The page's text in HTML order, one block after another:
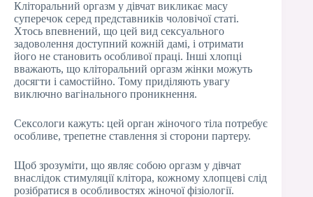
Кліторальний оргазм у дівчат викликає масу
суперечок серед представників чоловічої статі.
Хтось впевнений, що цей вид сексуального
задоволення доступний кожній дамі, і отримати
його не становить особливої праці. Інші хлопці
вважають, що кліторальний оргазм жінки можуть
досягти і самостійно. Тому приділяють увагу
виключно вагінального проникнення.
Сексологи кажуть: цей орган жіночого тіла потребує
особливе, трепетне ставлення зі сторони партеру.
Щоб зрозуміти, що являє собою оргазм у дівчат
внаслідок стимуляції клітора, кожному хлопцеві слід
розібратися в особливостях жіночої фізіології.